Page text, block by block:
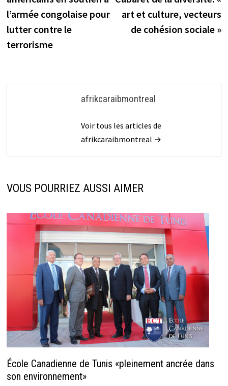
l’article
l’armée congolaise pour
lutter contre le
terrorisme
art et culture, vecteurs
de cohésion sociale »
afrikcaraibmontreal
Voir tous les articles de
afrikcaraibmontreal →
VOUS POURRIEZ AUSSI AIMER
École Canadienne de Tunis «pleinement ancrée dans
son environnement»